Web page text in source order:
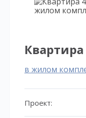
Квартира
в жилом
Проект: